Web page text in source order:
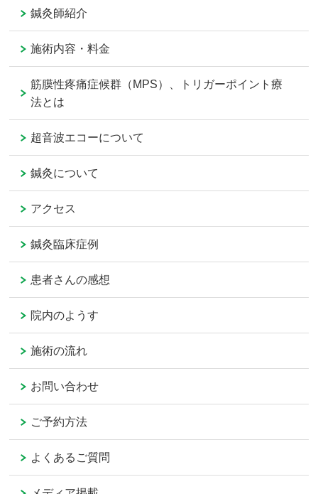
鍼灸師紹介
施術内容・料金
筋膜性疼痛症候群（MPS）、トリガーポイント療
法とは
超音波エコーについて
鍼灸について
アクセス
鍼灸臨床症例
患者さんの感想
院内のようす
施術の流れ
お問い合わせ
ご予約方法
よくあるご質問